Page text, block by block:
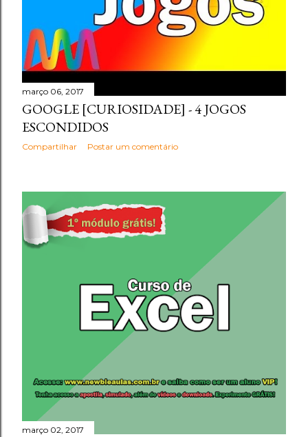
março 06, 2017
GOOGLE [CURIOSIDADE] - 4 JOGOS
ESCONDIDOS
Compartilhar Postar um comentário
março 02, 2017